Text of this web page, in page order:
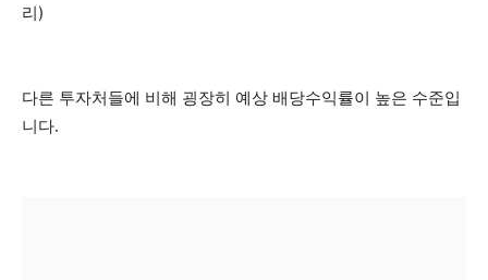
리)
다른 투자처들에 비해 굉장히 예상 배당수익률이 높은 수준입
니다.